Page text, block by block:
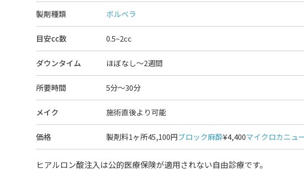
製剤種類 ボルベラ
目安cc数 0.5~2cc
ダウンタイム ほぼなし〜2週間
所要時間 5分～30分
メイク 施術直後より可能
価格 製剤料1ヶ所45,100円ブロック麻酔¥4,400マイクロカニュ
ヒアルロン酸注入は公的医療保険が適用されない自由診療です。